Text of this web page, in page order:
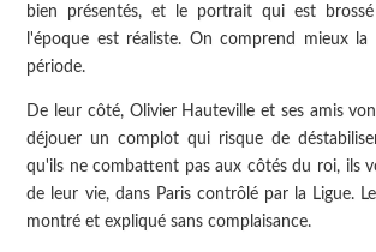
bien présentés, et le portrait qui est
l'époque est réaliste. On comprend mieux
période.
De leur côté, Olivier Hauteville et ses amis
déjouer un complot qui risque de
qu'ils ne combattent pas aux côtés du roi, ils
de leur vie, dans Paris contrôlé par la Ligue.
montré et expliqué sans complaisance.